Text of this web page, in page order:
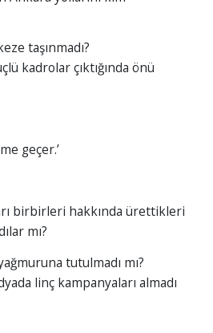
taşınmadı?
kadrolar çıktığında önü
geçer.’
birbirleri hakkında ürettikleri
mı?
tutulmadı mı?
linç kampanyaları almadı